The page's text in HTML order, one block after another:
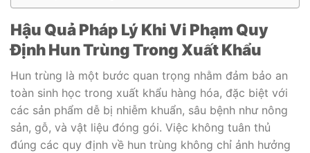
Hậu Quả Pháp Lý Khi Vi Phạm Quy
Định Hun Trùng Trong Xuất Khẩu
Hun trùng là một bước quan trọng nhằm đảm bảo an
toàn sinh học trong xuất khẩu hàng hóa, đặc biệt với
các sản phẩm dễ bị nhiễm khuẩn, sâu bệnh như nông
sản, gỗ, và vật liệu đóng gói. Việc không tuân thủ
đúng các quy định về hun trùng không chỉ ảnh hưởng